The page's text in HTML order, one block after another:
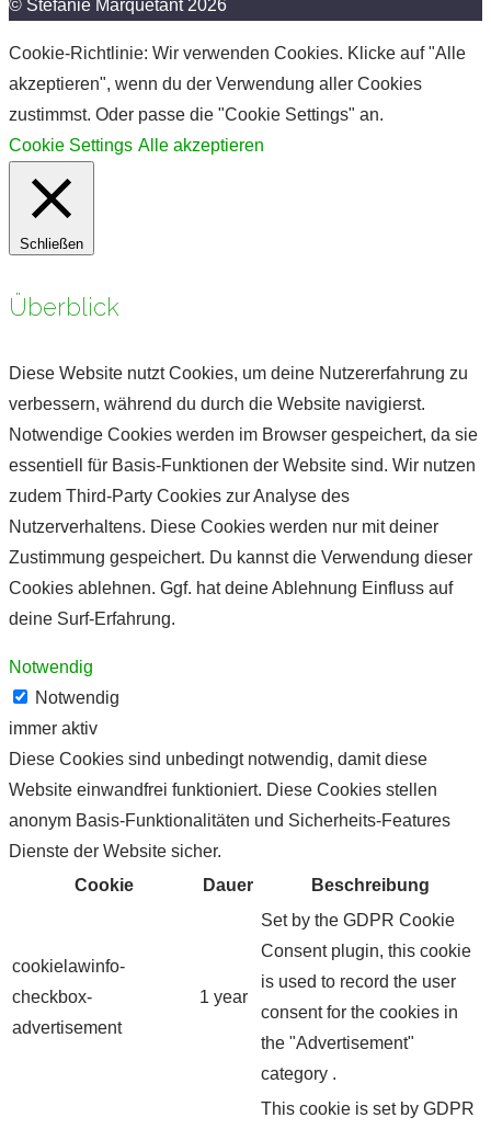
© Stefanie Marquetant 2026
Cookie-Richtlinie: Wir verwenden Cookies. Klicke auf "Alle
akzeptieren", wenn du der Verwendung aller Cookies
zustimmst. Oder passe die "Cookie Settings" an.
Cookie Settings Alle akzeptieren
Schließen
Überblick
Diese Website nutzt Cookies, um deine Nutzererfahrung zu
verbessern, während du durch die Website navigierst.
Notwendige Cookies werden im Browser gespeichert, da sie
essentiell für Basis-Funktionen der Website sind. Wir nutzen
zudem Third-Party Cookies zur Analyse des
Nutzerverhaltens. Diese Cookies werden nur mit deiner
Zustimmung gespeichert. Du kannst die Verwendung dieser
Cookies ablehnen. Ggf. hat deine Ablehnung Einfluss auf
deine Surf-Erfahrung.
Notwendig
Notwendig
immer aktiv
Diese Cookies sind unbedingt notwendig, damit diese
Website einwandfrei funktioniert. Diese Cookies stellen
anonym Basis-Funktionalitäten und Sicherheits-Features
Dienste der Website sicher.
Cookie
Dauer Beschreibung
cookielawinfo-
checkbox-
advertisement
1 year
Set by the GDPR Cookie
Consent plugin, this cookie
is used to record the user
consent for the cookies in
the "Advertisement"
category .
This cookie is set by GDPR